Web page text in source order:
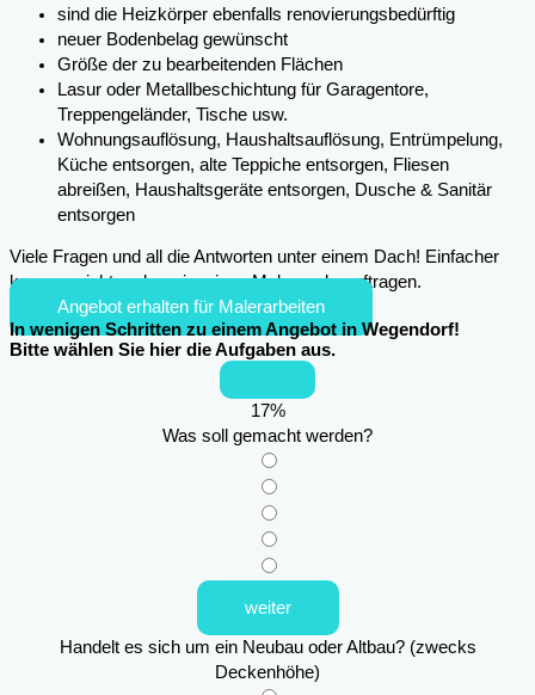
sind die Heizkörper ebenfalls renovierungsbedürftig
neuer Bodenbelag gewünscht
Größe der zu bearbeitenden Flächen
Lasur oder Metallbeschichtung für Garagentore,
Treppengeländer, Tische usw.
Wohnungsauflösung, Haushaltsauflösung, Entrümpelung,
Küche entsorgen, alte Teppiche entsorgen, Fliesen
abreißen, Haushaltsgeräte entsorgen, Dusche & Sanitär
entsorgen
Viele Fragen und all die Antworten unter einem Dach! Einfacher
kann es nicht mehr sein, einen Maler zu beauftragen.
Angebot erhalten für Malerarbeiten
In wenigen Schritten zu einem Angebot in Wegendorf!
Bitte wählen Sie hier die Aufgaben aus.
17%
Was soll gemacht werden?
weiter
Handelt es sich um ein Neubau oder Altbau? (zwecks
Deckenhöhe)